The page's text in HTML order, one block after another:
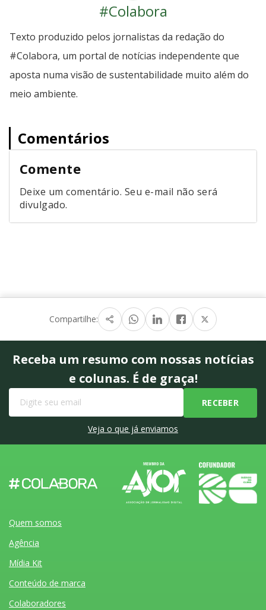
#Colabora
Texto produzido pelos jornalistas da redação do
#Colabora, um portal de notícias independente que
aposta numa visão de sustentabilidade muito além do
meio ambiente.
Comentários
Comente
Deixe um comentário. Seu e-mail não será
divulgado.
Compartilhe:
Receba um resumo com nossas notícias
e colunas. É de graça!
Veja o que já enviamos
Quem somos
Agência
Mídia Kit
Conteúdo de marca
Colaboradores